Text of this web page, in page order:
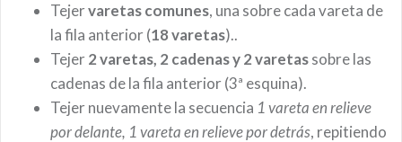
Tejervaretas comunes, una sobre cada vareta de
la fila anterior (18 varetas)..
Tejer2 varetas, 2 cadenas y 2 varetassobre las
cadenas de la fila anterior (3ª esquina).
Tejer nuevamente la secuencia 1 vareta en relieve
por delante, 1 vareta en relieve por detrás, repitiendo